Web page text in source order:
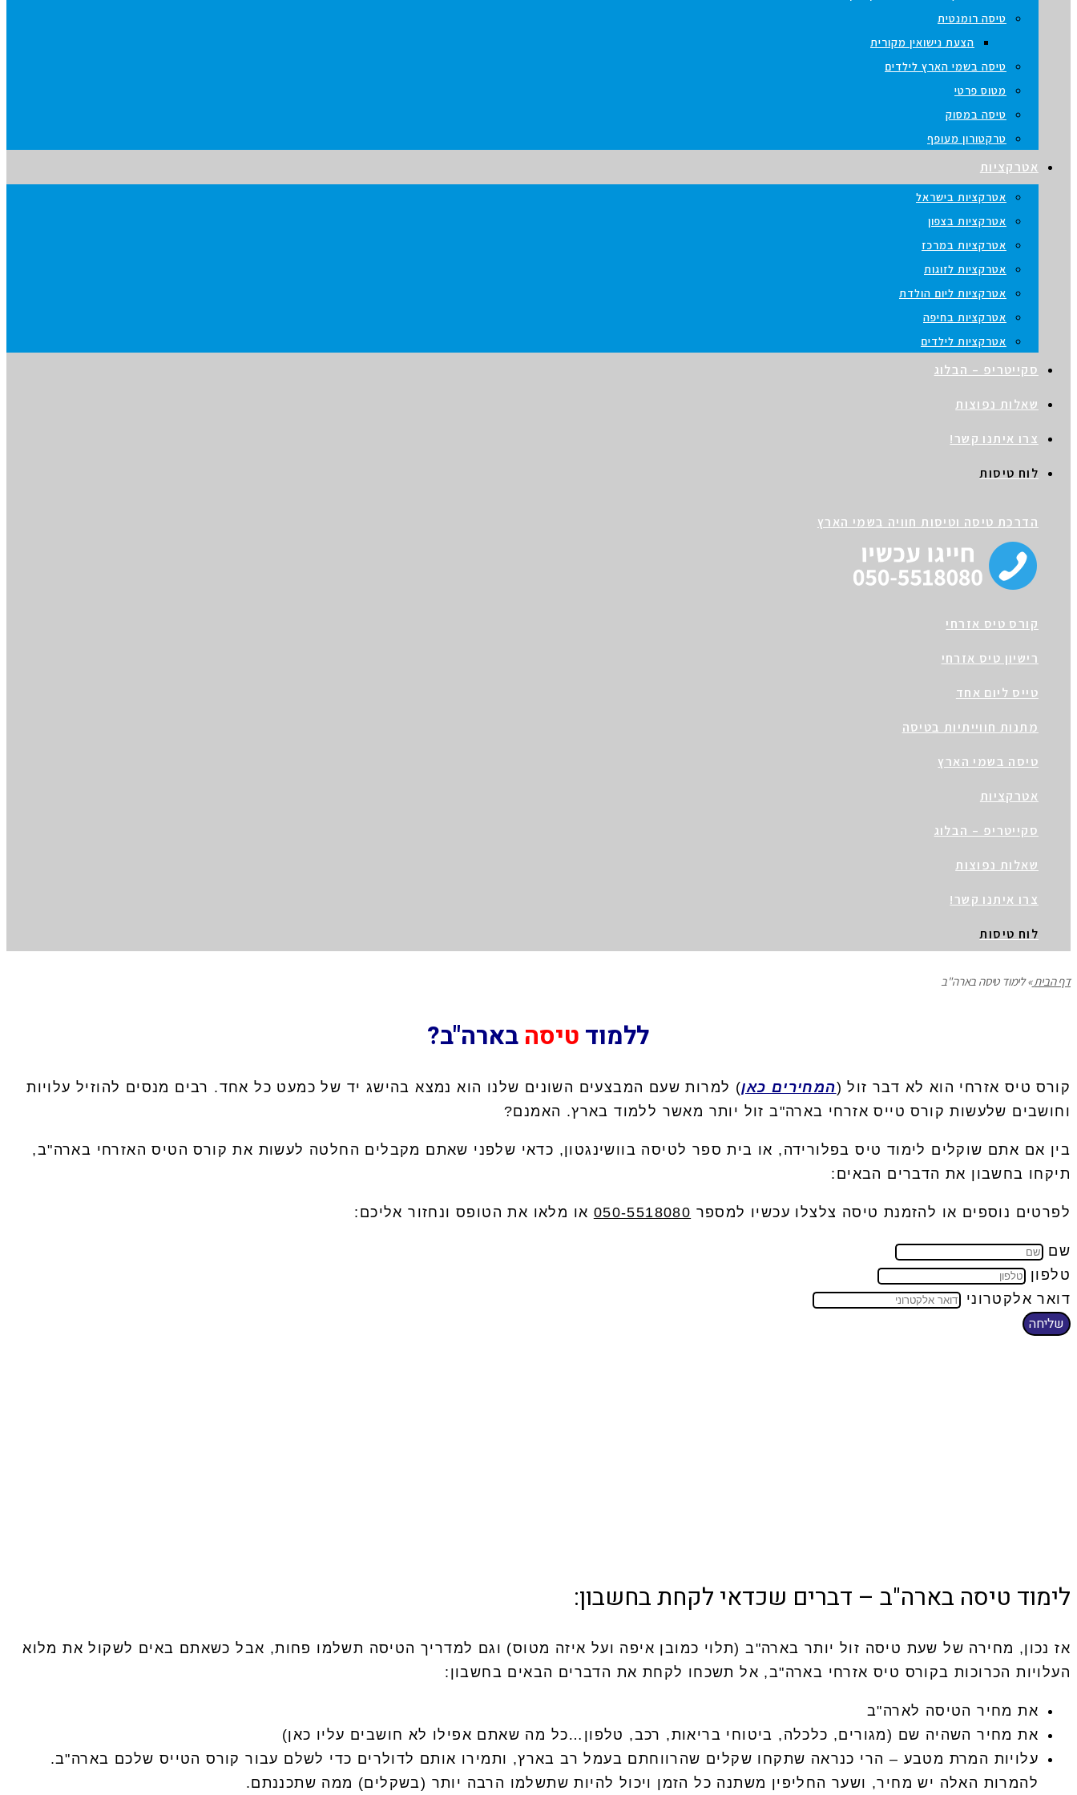
טיסה רומנטית
הצעת נישואין מקורית
טיסה בשמי הארץ לילדים
מטוס פרטי
טיסה במסוק
טרקטורון מעופף
אטרקציות
אטרקציות בישראל
אטרקציות בצפון
אטרקציות במרכז
אטרקציות לזוגות
אטרקציות ליום הולדת
אטרקציות בחיפה
אטרקציות לילדים
סקייטריפ – הבלוג
שאלות נפוצות
צרו איתנו קשר!
לוח טיסות
הדרכת טיסה וטיסות חוויה בשמי הארץ
קורס טיס אזרחי
רישיון טיס אזרחי
טייס ליום אחד
מתנות חווייתיות בטיסה
טיסה בשמי הארץ
אטרקציות
סקייטריפ – הבלוג
שאלות נפוצות
צרו איתנו קשר!
לוח טיסות
דף הבית» לימוד טיסה בארה"ב
ללמוד טיסה בארה"ב?
קורס טיס אזרחי הוא לא דבר זול (המחירים כאן) למרות שעם המבצעים השונים שלנו הוא נמצא בהישג יד של כמעט כל אחד. רבים מנסים להוזיל עלויות
וחושבים שלעשות קורס טייס אזרחי בארה"ב זול יותר מאשר ללמוד בארץ. האמנם?
בין אם אתם שוקלים לימוד טיס בפלורידה, או בית ספר לטיסה בוושינגטון, כדאי שלפני שאתם מקבלים החלטה לעשות את קורס הטיס האזרחי בארה"ב,
תיקחו בחשבון את הדברים הבאים:
לפרטים נוספים או להזמנת טיסה צלצלו עכשיו למספר 050-5518080 או מלאו את הטופס ונחזור אליכם:
שם
טלפון
דואר אלקטרוני
שליחה
לימוד טיסה בארה"ב – דברים שכדאי לקחת בחשבון:
אז נכון, מחירה של שעת טיסה זול יותר בארה"ב (תלוי כמובן איפה ועל איזה מטוס) וגם למדריך הטיסה תשלמו פחות, אבל כשאתם באים לשקול את מלוא
העלויות הכרוכות בקורס טיס אזרחי בארה"ב, אל תשכחו לקחת את הדברים הבאים בחשבון:
את מחיר הטיסה לארה"ב
את מחיר השהיה שם (מגורים, כלכלה, ביטוחי בריאות, רכב, טלפון…כל מה שאתם אפילו לא חושבים עליו כאן)
עלויות המרת מטבע – הרי כנראה שתקחו שקלים שהרווחתם בעמל רב בארץ, ותמירו אותם לדולרים כדי לשלם עבור קורס הטייס שלכם בארה"ב.
להמרות האלה יש מחיר, ושער החליפין משתנה כל הזמן ויכול להיות שתשלמו הרבה יותר (בשקלים) ממה שתכננתם.